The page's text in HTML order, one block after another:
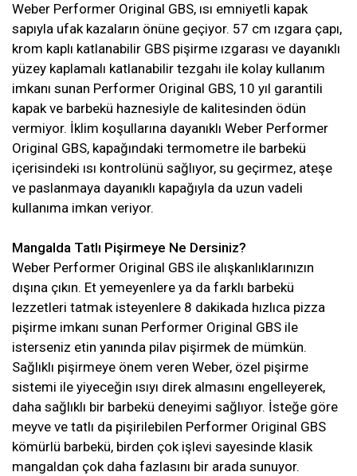
Weber Performer Original GBS, ısı emniyetli kapak
sapıyla ufak kazaların önüne geçiyor. 57 cm ızgara çapı,
krom kaplı katlanabilir GBS pişirme ızgarası ve dayanıklı
yüzey kaplamalı katlanabilir tezgahı ile kolay kullanım
imkanı sunan Performer Original GBS, 10 yıl garantili
kapak ve barbekü haznesiyle de kalitesinden ödün
vermiyor. İklim koşullarına dayanıklı Weber Performer
Original GBS, kapağındaki termometre ile barbekü
içerisindeki ısı kontrolünü sağlıyor, su geçirmez, ateşe
ve paslanmaya dayanıklı kapağıyla da uzun vadeli
kullanıma imkan veriyor.
Mangalda Tatlı Pişirmeye Ne Dersiniz?
Weber Performer Original GBS ile alışkanlıklarınızın
dışına çıkın. Et yemeyenlere ya da farklı barbekü
lezzetleri tatmak isteyenlere 8 dakikada hızlıca pizza
pişirme imkanı sunan Performer Original GBS ile
isterseniz etin yanında pilav pişirmek de mümkün.
Sağlıklı pişirmeye önem veren Weber, özel pişirme
sistemi ile yiyeceğin ısıyı direk almasını engelleyerek,
daha sağlıklı bir barbekü deneyimi sağlıyor. İsteğe göre
meyve ve tatlı da pişirilebilen Performer Original GBS
kömürlü barbekü, birden çok işlevi sayesinde klasik
mangaldan çok daha fazlasını bir arada sunuyor.